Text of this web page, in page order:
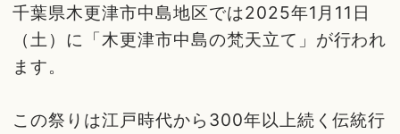
千葉県木更津市中島地区では2025年1月11日
（土）に「木更津市中島の梵天立て」が行われ
ます。
この祭りは江戸時代から300年以上続く伝統行